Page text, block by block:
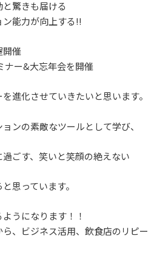
驚きも届ける
能力が向上する!!
催
ナー&大忘年会を開催
進化させていきたいと思います。
ンの素敵なツールとして学び、
ごす、笑いと笑顔の絶えない
思っています。
うになります！！
、ビジネス活用、飲食店のリピー